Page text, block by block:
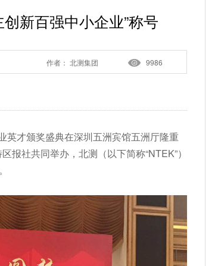
新百强中小企业”称号
9986
作者： 北测集团
英才颁奖盛典在深圳五洲宾馆五洲厅隆重
社共同举办，北测（以下简称“NTEK”）